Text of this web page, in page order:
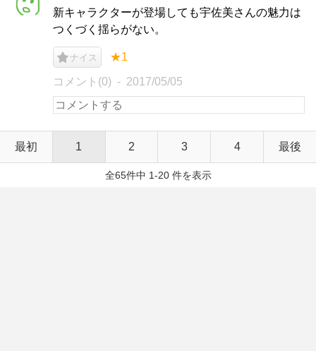
新キャラクターが登場しても宇佐美さんの魅力は
つくづく揺らがない。
ナイス ★1
コメント(0) 2017/05/05
最初 1 2 3 4 最後
全65件中 1-20 件を表示